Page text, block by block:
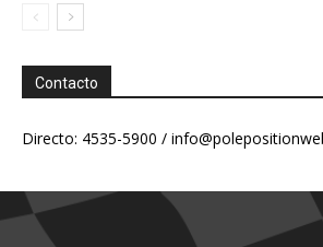
Contacto
Directo: 4535-5900 /